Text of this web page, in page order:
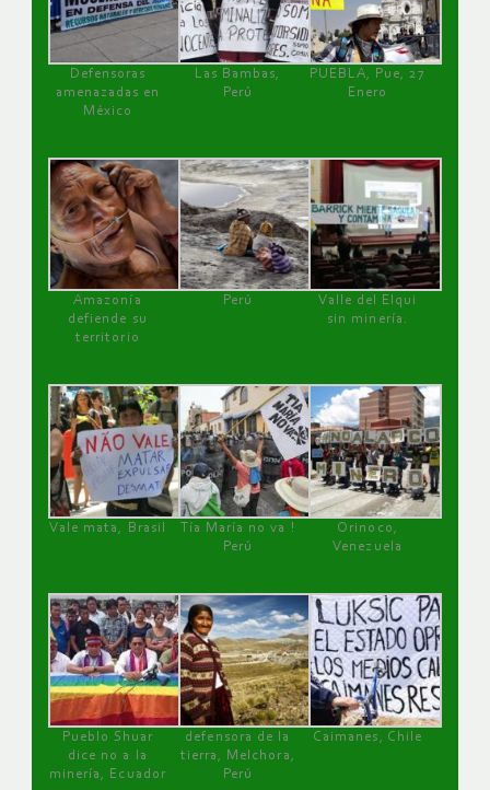
Defensoras
amenazadas en
México
Las Bambas,
Perú
PUEBLA, Pue, 27
Enero
Amazonía
defiende su
territorio
Perú
Valle del Elqui
sin minería.
Vale mata, Brasil
Tía María no va !
Perú
Orinoco,
Venezuela
Pueblo Shuar
dice no a la
minería, Ecuador
defensora de la
tierra, Melchora,
Perú
Caimanes, Chile